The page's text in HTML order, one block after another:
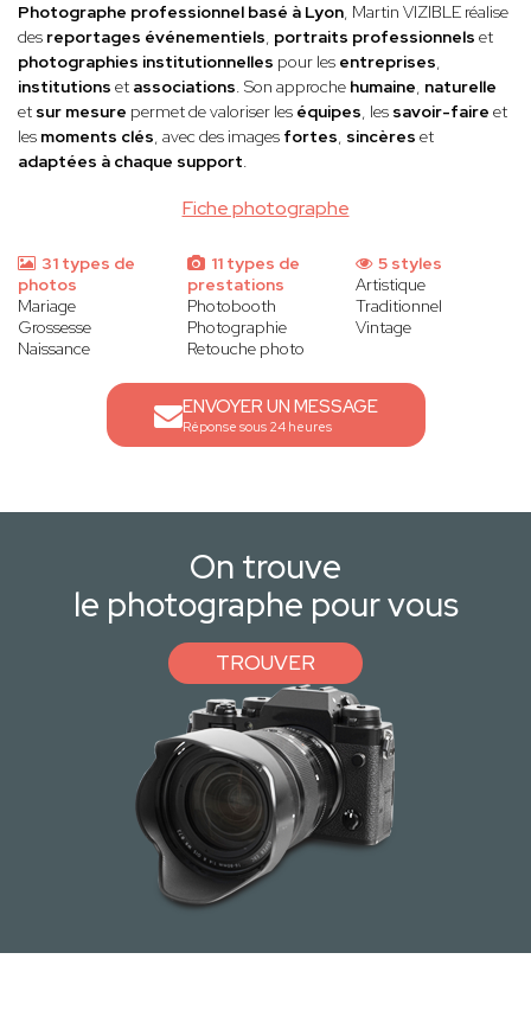
Fiche photographe
Photographe professionnel basé à Lyon, Martin VIZIBLE réalise
des reportages événementiels, portraits professionnels et
photographies institutionnelles pour les entreprises,
institutions et associations. Son approche humaine, naturelle
et sur mesure permet de valoriser les équipes, les savoir-faire et
les moments clés, avec des images fortes, sincères et
adaptées à chaque support.
31 types de
photos
Mariage
Grossesse
Naissance
11 types de
prestations
Photobooth
Photographie
Retouche photo
5 styles
Artistique
Traditionnel
Vintage
ENVOYER UN MESSAGE
Réponse sous 24 heures
On trouve
le photographe pour vous
TROUVER